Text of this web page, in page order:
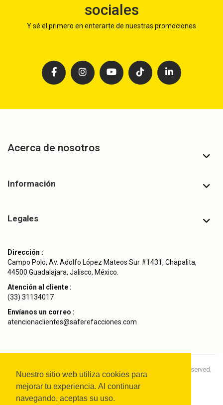
Nuestro sitio web utiliza cookies para
mejorar tu experiencia. Al continuar
navegando, aceptas su uso.
sociales
Y sé el primero en enterarte de nuestras promociones
Acerca de nosotros
Información
Legales
Dirección :
Campo Polo, Av. Adolfo López Mateos Sur #1431, Chapalita,
44500 Guadalajara, Jalisco, México.
Atención al cliente :
(33) 31134017
Envíanos un correo :
atencionaclientes@saferefacciones.com
Copyright © 2024 SAFE Refacciones Originales. All rights reserved.